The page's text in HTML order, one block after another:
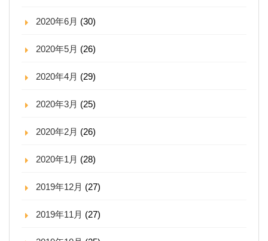
2020年6月 (30)
2020年5月 (26)
2020年4月 (29)
2020年3月 (25)
2020年2月 (26)
2020年1月 (28)
2019年12月 (27)
2019年11月 (27)